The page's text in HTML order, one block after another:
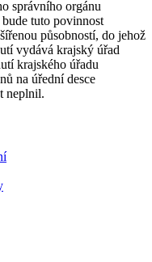
správního orgánu
tuto povinnost
působností, do jehož
vydává krajský úřad
krajského úřadu
na úřední desce
neplnil.